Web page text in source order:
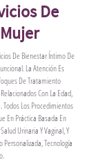
De
De Bienestar Íntimo De
La Atención Es
De Tratamiento
Con La Edad,
Los Procedimientos
En Práctica Basada En
Urinaria Y Vaginal, Y
Tecnología